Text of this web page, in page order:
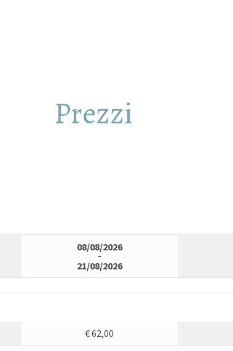
Prezzi
08/08/2026
-
21/08/2026
€ 62,00